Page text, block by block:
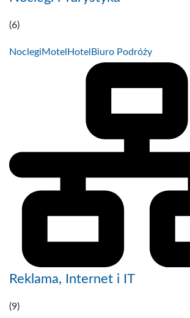
(6)
NoclegiMotel Hotel Biuro Podróży
Reklama, Internet i IT
(9)